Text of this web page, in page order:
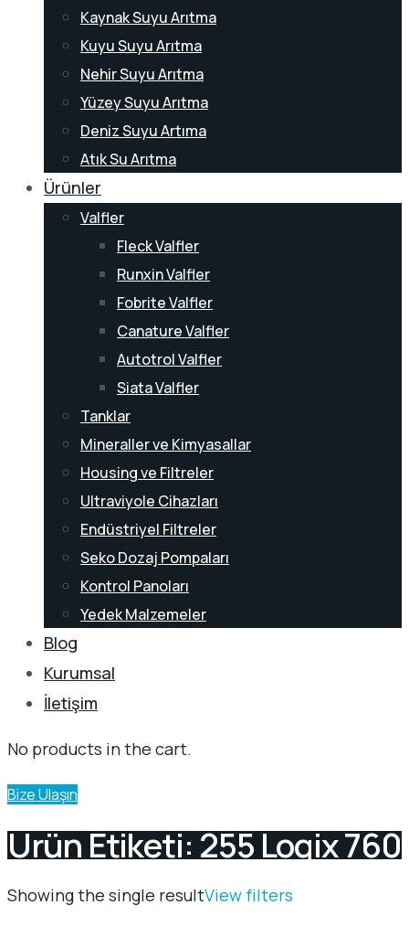
Kaynak Suyu Arıtma
Kuyu Suyu Arıtma
Nehir Suyu Arıtma
Yüzey Suyu Arıtma
Deniz Suyu Artıma
Atık Su Arıtma
Ürünler
Valfler
Fleck Valfler
Runxin Valfler
Fobrite Valfler
Canature Valfler
Autotrol Valfler
Siata Valfler
Tanklar
Mineraller ve Kimyasallar
Housing ve Filtreler
Ultraviyole Cihazları
Endüstriyel Filtreler
Seko Dozaj Pompaları
Kontrol Panoları
Yedek Malzemeler
Blog
Kurumsal
İletişim
No products in the cart.
Bize Ulaşın
Ürün Etiketi: 255 Logix 760
Showing the single resultView filters